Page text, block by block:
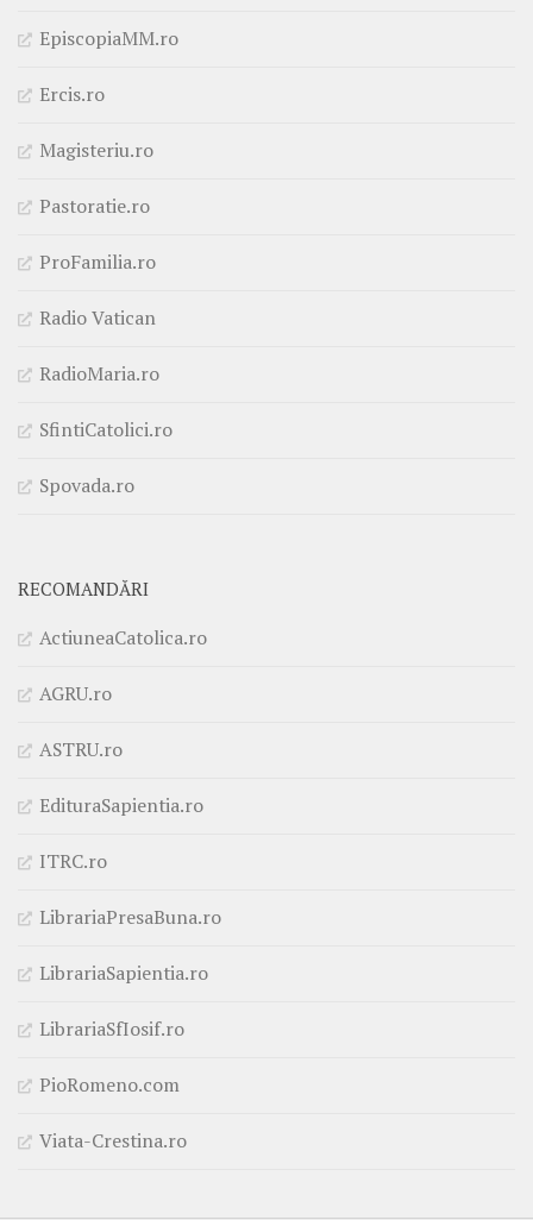
EpiscopiaMM.ro
Ercis.ro
Magisteriu.ro
Pastoratie.ro
ProFamilia.ro
Radio Vatican
RadioMaria.ro
SfintiCatolici.ro
Spovada.ro
RECOMANDĂRI
ActiuneaCatolica.ro
AGRU.ro
ASTRU.ro
EdituraSapientia.ro
ITRC.ro
LibrariaPresaBuna.ro
LibrariaSapientia.ro
LibrariaSfIosif.ro
PioRomeno.com
Viata-Crestina.ro